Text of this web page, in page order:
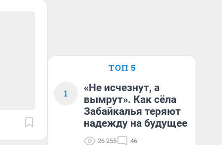
ТОП 5
1
«Не исчезнут, а
вымрут». Как сёла
Забайкалья теряют
надежду на будущее
26 255 46